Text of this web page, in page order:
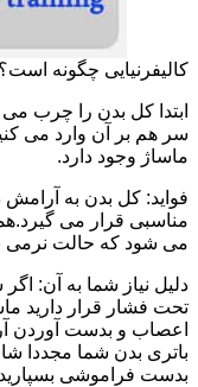
کالیفرنیایی چگونه است؟
ابتدا کل بدن را چرب
سر هم بر آن وارد می
ماساژ وجود دارد.
فواید: کل بدن به
مناسبی قرار می
می شود که حالت نرمی
دلیل نیاز شما به آن:
تحت فشار قرار دارید
اعصاب و بدست آوردن
باتری بدن شما مجددا
بدست فراموشی